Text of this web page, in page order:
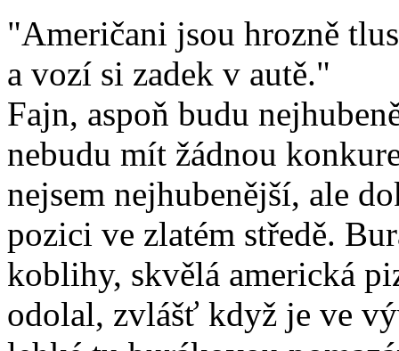
"Američani jsou hrozně
a vozí si zadek v autě."
Fajn, aspoň budu
nebudu mít žádnou
nejsem nejhubenější, ale
pozici ve zlatém středě.
koblihy, skvělá americká
odolal, zvlášť když je ve